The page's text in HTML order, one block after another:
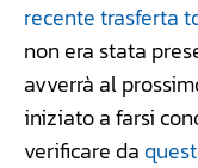
recente trasferta
non era stata
avverrà al
iniziato a farsi
verificare da